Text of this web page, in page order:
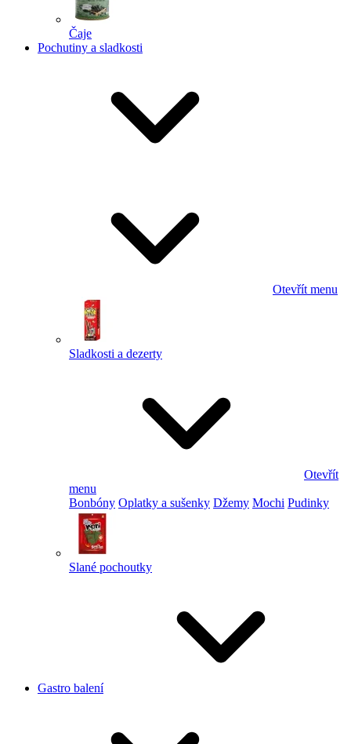
Čaje
Pochutiny a sladkosti
Otevřít menu
Sladkosti a dezerty
Otevřít
menu
Bonbóny Oplatky a sušenky Džemy Mochi Pudinky
Slané pochoutky
Gastro balení